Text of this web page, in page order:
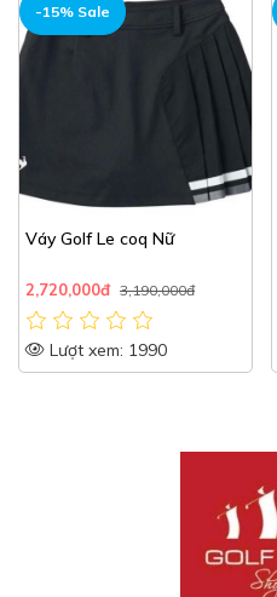
-15% Sale
Váy Golf Le coq Nữ
2,720,000đ 3,190,000đ
Lượt xem: 1990